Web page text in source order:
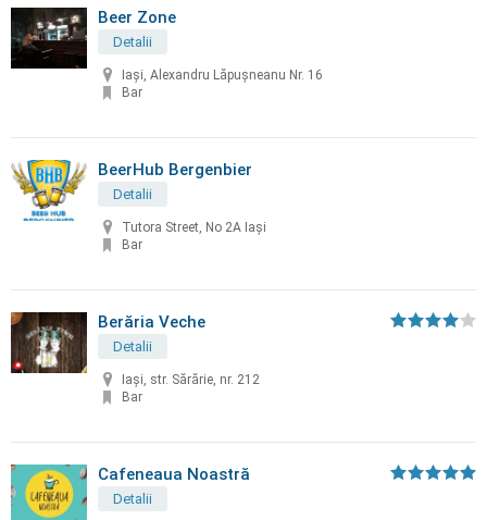
Beer Zone
Detalii
Iași, Alexandru Lăpușneanu Nr. 16
Bar
BeerHub Bergenbier
Detalii
Tutora Street, No 2A Iași
Bar
Berăria Veche
Detalii
Iași, str. Sărărie, nr. 212
Bar
Cafeneaua Noastră
Detalii